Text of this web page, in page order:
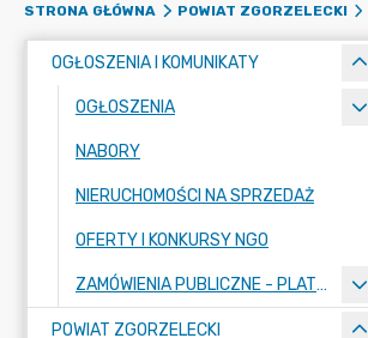
STRONA GŁÓWNA POWIAT ZGORZELECKI
OGŁOSZENIA I KOMUNIKATY
OGŁOSZENIA
NABORY
NIERUCHOMOŚCI NA SPRZEDAŻ
OFERTY I KONKURSY NGO
ZAMÓWIENIA PUBLICZNE - PLATFORMA ZAKUPOWA
POWIAT ZGORZELECKI